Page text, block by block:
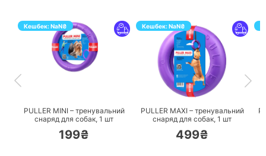
Кешбек:NaN₴
PULLER MINI – тренувальний
снаряд для собак, 1 шт
199₴
Кешбек:NaN₴
ПЕРЕЙТИ
PULLER MAXI – тренувальний
снаряд для собак, 1 шт
499₴